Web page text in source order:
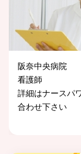
阪奈中央病院
看護師
詳細はナースパ
合わせ下さい